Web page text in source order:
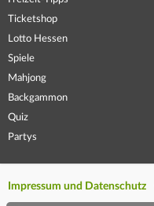
Ticketshop
Lotto Hessen
Spiele
Mahjong
Backgammon
Quiz
Partys
Impressum und Datenschutz